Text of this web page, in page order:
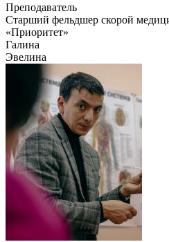
Преподаватель
Старший фельдшер скорой
«Приоритет»
Галина
Эвелина